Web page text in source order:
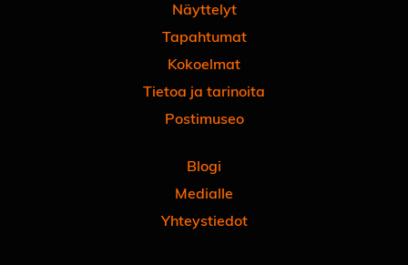
Näyttelyt
Tapahtumat
Kokoelmat
Tietoa ja tarinoita
Postimuseo
Blogi
Medialle
Yhteystiedot